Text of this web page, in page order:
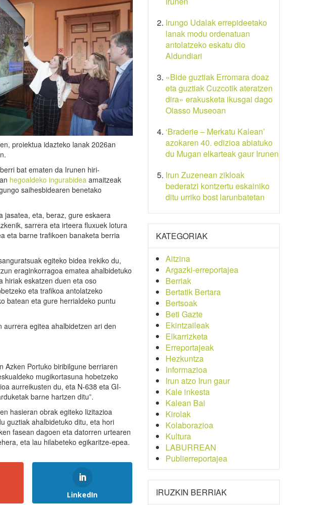
proiektua idazteko lanak 2026an
bat ematen da Irunen hiri-
hegoaldeko ingurabidea amaitzeak
saihesbidearen benetako
jasatea, eta, beraz, gure eskaera
sarrera eta irteera fluxuek lotura
eta barne trafikoen banaketa berria
egiteko bidea irekiko du,
eraginkorragoa ematea ahalbidetuko
hiriak eskatzen duen eta oso
eta trafikoa antolatzeko
batean eta gure herrialdeko puntu
aurrera egitea ahalbidetzen ari den
Azken Portuko biribilgune berriaren
mugikortasuna hobetzeko
aurreikusten du, eta N-638 eta GI-
barne hartzen ditu”.
hasieran obrak egiteko lizitazioa
guztiak ahalbidetuko ditu, eta hori
fasean dagoen eta datorren urtearen
eta lau hilabeteko egikaritze-epea.
LinkedIn
Irungo Udalak errepideetako
lanak modu ordenatuan
antolatzeko eskatu dio
Aldundiari
«Bide guztiak Erromara doaz
eta guztiak Cuzcotik ateratzen
dira» erakusketa ikusgai dago
Oiasso Museoan
‘Braderie – Merkatu Kalean’
azokaren 40. edizioa abiatuko
du Mugan elkarteak gaur Irunen
Irun Zuzenean zikloak
bederatzi kontzertu eskainiko
ditu urriko bost larunbatetan
KATEGORIAK
Aitzina
Argazki-erreportajea
Berriak
Bertatik Bertara
Bertsoak
Beti Gazte
Ekintzaileak
Elkarrizketa
Erreportajeak
Hezkuntza
Informazioa
Irun atzo Irun gaur
Kale inkesta
Kalean Bai
Kirolak
Kolaborazioa
Kultura
LABURREAN
Publierreportajea
IRUZKIN BERRIAK